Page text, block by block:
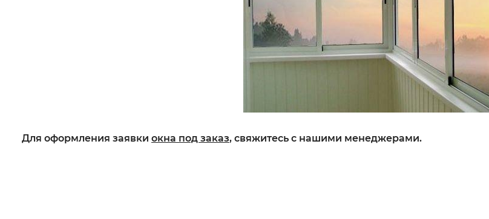
Для оформления заявки окна под заказ, свяжитесь с нашими менеджерами.